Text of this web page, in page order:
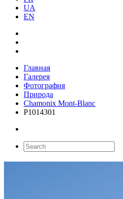
UA
EN
Главная
Галерея
Фотография
Природа
Chamonix Mont-Blanc
P1014301